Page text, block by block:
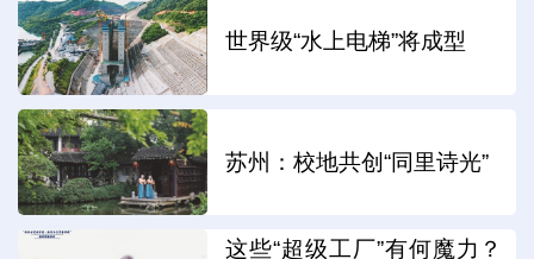
世界级“水上电梯”将成型
苏州：校地共创“同里诗光”
这些“超级工厂”有何魔力？